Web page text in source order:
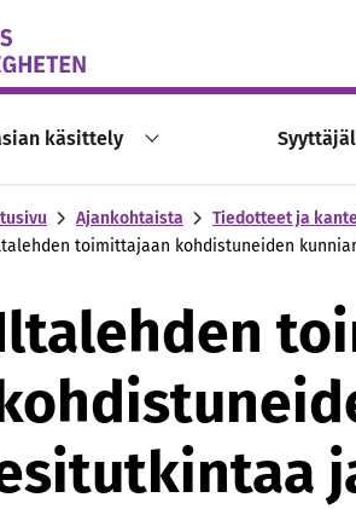
käsittely
Ajankohtaista
Tiedotteet ja
toimittajaan kohdistuneiden